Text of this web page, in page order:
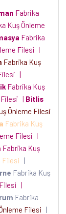
Fabrika
Kuş Önleme
Fabrika
Filesi |
Fabrika Kuş
|
Fabrika Kuş
| Bitlis
Önleme Filesi
Fabrika Kuş
Filesi |
Fabrika Kuş
Filesi
|
Fabrika Kuş
|
Fabrika
Filesi
|